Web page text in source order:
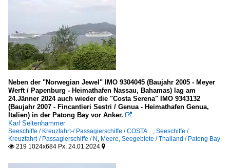
Neben der "Norwegian Jewel" IMO 9304045 (Baujahr 2005 - Meyer
Werft / Papenburg - Heimathafen Nassau, Bahamas) lag am
24.Jänner 2024 auch wieder die "Costa Serena" IMO 9343132
(Baujahr 2007 - Fincantieri Sestri / Genua - Heimathafen Genua,
Italien) in der Patong Bay vor Anker. 
Karl Seltenhammer
Seeschiffe / Kreuzfahrt-/ Passagierschiffe / COSTA ...
Seeschiffe /
Kreuzfahrt-/ Passagierschiffe / N Meere, Seegebiete / Thailand / Patong Bay
 219 1024x684 Px, 24.01.2024 